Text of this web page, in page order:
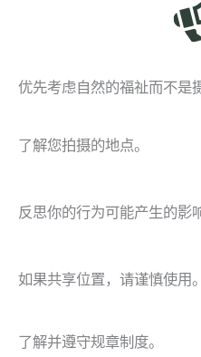
优先考虑自然的福祉而不是
了解您拍摄的地点。
反思你的行为可能产生的影
如果共享位置，请谨慎使用。
了解并遵守规章制度。